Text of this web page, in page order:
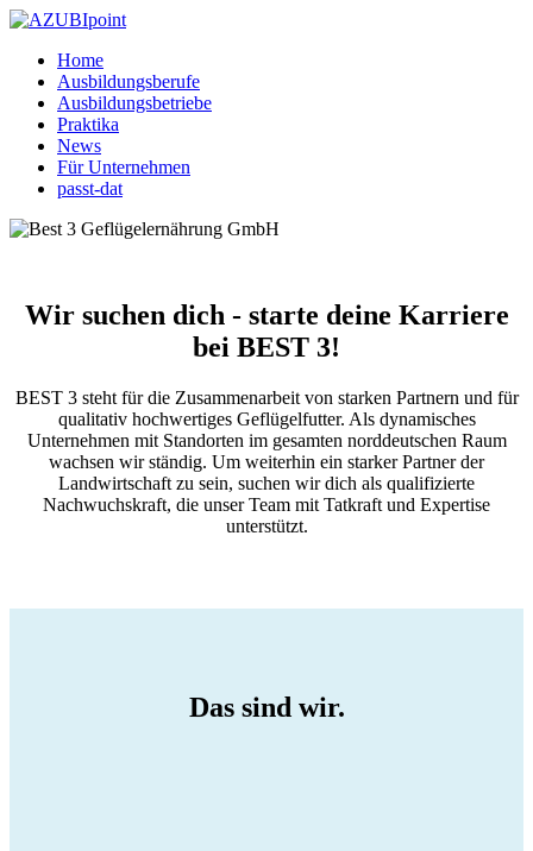
Home
Ausbildungsberufe
Ausbildungsbetriebe
Praktika
News
Für Unternehmen
passt-dat
Wir suchen dich - starte deine Karriere
bei BEST 3!
BEST 3 steht für die Zusammenarbeit von starken Partnern und für
qualitativ hochwertiges Geflügelfutter. Als dynamisches
Unternehmen mit Standorten im gesamten norddeutschen Raum
wachsen wir ständig. Um weiterhin ein starker Partner der
Landwirtschaft zu sein, suchen wir dich als qualifizierte
Nachwuchskraft, die unser Team mit Tatkraft und Expertise
unterstützt.
Das sind wir.